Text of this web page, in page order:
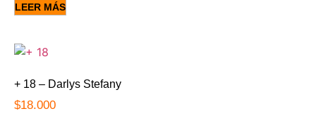
LEER MÁS
+ 18 – Darlys Stefany
$18.000